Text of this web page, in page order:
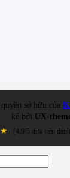
sở hữu của
kế bởi UX-
(4.9/5 dựa trên